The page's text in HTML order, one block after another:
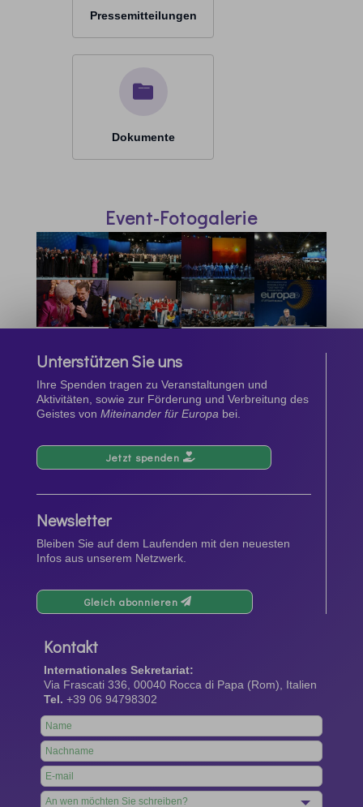
Pressemitteilungen
Dokumente
Event-Fotogalerie
Unterstützen Sie uns
Ihre Spenden tragen zu Veranstaltungen und
Aktivitäten, sowie zur Förderung und Verbreitung des
Geistes von Miteinander für Europa bei.
Jetzt spenden
Newsletter
Bleiben Sie auf dem Laufenden mit den neuesten
Infos aus unserem Netzwerk.
Gleich abonnieren
Kontakt
Internationales Sekretariat:
Via Frascati 336, 00040 Rocca di Papa (Rom), Italien
Tel. +39 06 94798302
Leave
this
field
blank